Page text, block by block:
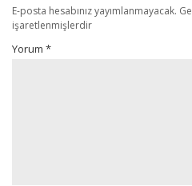
E-posta hesabınız yayımlanmayacak.
işaretlenmişlerdir
Yorum *